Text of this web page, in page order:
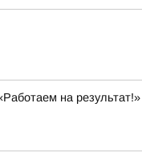
на результат!»